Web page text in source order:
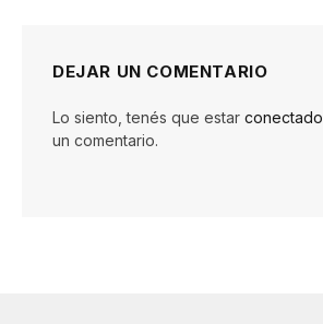
DEJAR UN COMENTARIO
Lo siento, tenés que estar conectado
un comentario.